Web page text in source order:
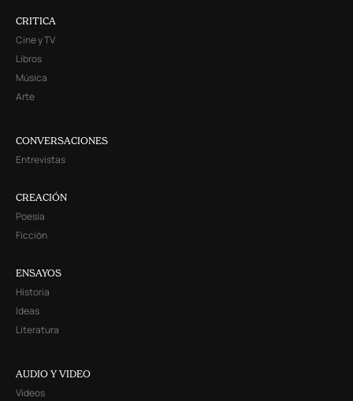
CRITICA
Cine y TV
Libros
Música
Arte
CONVERSACIONES
Entrevistas
CREACIÓN
Poesía
Ficción
ENSAYOS
Historia
Ideas
Literatura
AUDIO Y VIDEO
Videos